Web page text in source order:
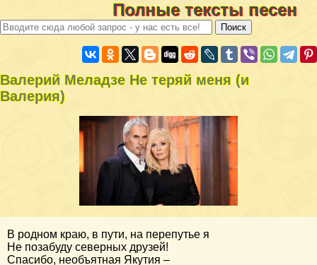
Полные тексты песен
Валерий Меладзе Не теряй меня (и
Валерия)
В родном краю, в пути, на перепутье я
Не позабуду северных друзей!
Спасибо, необъятная Якутия –